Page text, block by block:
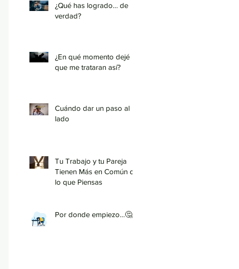
¿Qué has logrado… de
verdad?
¿En qué momento dejé
que me trataran así?
Cuándo dar un paso al
lado
Tu Trabajo y tu Pareja
Tienen Más en Común de
lo que Piensas
Por donde empiezo…🤔